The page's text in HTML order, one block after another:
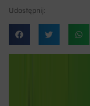
Udostępnij: